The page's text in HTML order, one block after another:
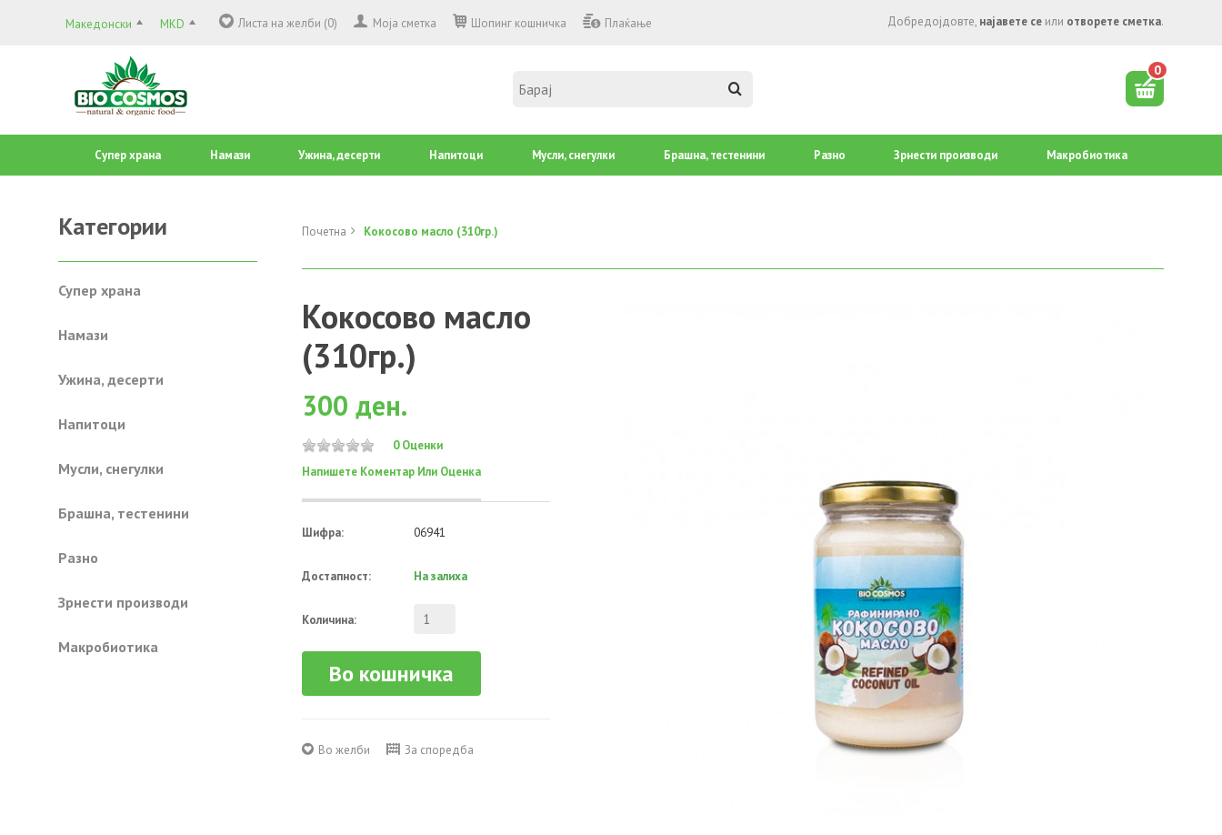
Македонски MKD Добредојдовте, најавете се или отворете сметка.
Листа на желби (0) Моја сметка Шопинг кошничка Плаќање
0
Супер храна Намази Ужина, десерти Напитоци Mусли, снегулки Брашна, тестенини Разно Зрнести производи Mакробиотика
Категории
Супер храна
Намази
Ужина, десерти
Напитоци
Mусли, снегулки
Брашна, тестенини
Разно
Зрнести производи
Mакробиотика
Почетна Кокосово масло (310гр.)
Кокосово масло
(310гр.)
300 ден.
0 Оценки
Напишете Коментар Или Оценка
Шифра: 06941
Достапност: На залиха
Количина:
Во кошничка
Во желби За споредба